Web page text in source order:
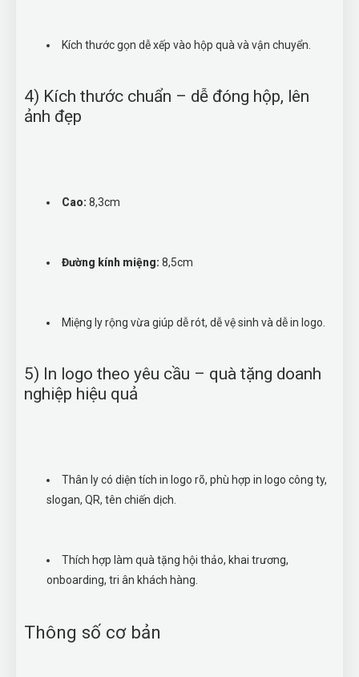
Kích thước gọn dễ xếp vào hộp quà và vận chuyển.
4) Kích thước chuẩn – dễ đóng hộp, lên
ảnh đẹp
Cao: 8,3cm
Đường kính miệng: 8,5cm
Miệng ly rộng vừa giúp dễ rót, dễ vệ sinh và dễ in logo.
5) In logo theo yêu cầu – quà tặng doanh
nghiệp hiệu quả
Thân ly có diện tích in logo rõ, phù hợp in logo công ty,
slogan, QR, tên chiến dịch.
Thích hợp làm quà tặng hội thảo, khai trương,
onboarding, tri ân khách hàng.
Thông số cơ bản